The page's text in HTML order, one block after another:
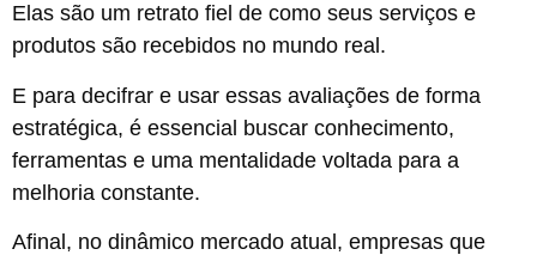
Elas são um retrato fiel de como seus serviços e
produtos são recebidos no mundo real.
E para decifrar e usar essas avaliações de forma
estratégica, é essencial buscar conhecimento,
ferramentas e uma mentalidade voltada para a
melhoria constante.
Afinal, no dinâmico mercado atual, empresas que